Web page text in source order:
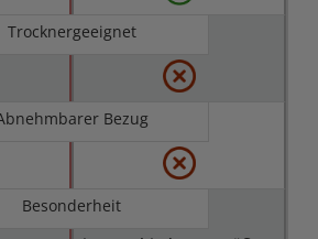
Trocknergeeignet
Bezug
Besonderheit